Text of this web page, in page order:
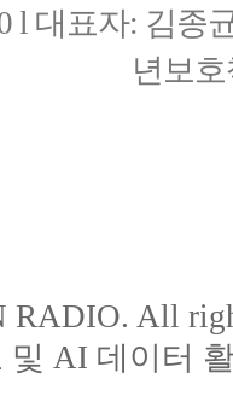
l 대표자: 김종
년보
RADIO. All
및 AI 데이터